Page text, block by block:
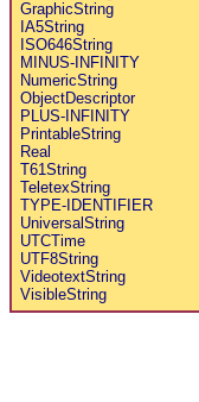
GraphicString
IA5String
ISO646String
MINUS-INFINITY
NumericString
ObjectDescriptor
PLUS-INFINITY
PrintableString
Real
T61String
TeletexString
TYPE-IDENTIFIER
UniversalString
UTCTime
UTF8String
VideotextString
VisibleString